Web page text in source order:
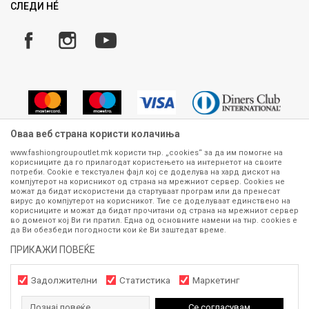
Замена и рефундација на производи
Плаќање
СЛЕДИ НÉ
Сите информации околу производите кои се изложени на нашата
онлајн продавница се стремиме да бидат конкретни, точни и прецизни,
меѓутоа не можеме да гарантираме дека се без ниту една грешка или
пак дека сите производи во моментот се достапни на залиха.
Фотографиите се најверодостојниот приказ на производот. Доколку
дојде до потреба за замена на производ или рефундација, процедурата
контактирајте не на телефонскиот број 070 275 363 или на е-
маилoutlet@fashiongroup.com.mkодпонеделник до петок (08-16ч)
и сабота (10-15ч)
Оваа веб страна користи колачиња
www.fashiongroupoutlet.mk користи тнр. „cookies“ за да им помогне на
корисниците да го прилагодат користењето на интернетот на своите
потреби. Cookie е текстуален фајл кој се доделува на хард дискот на
компјутерот на корисникот од страна на мрежниот сервер. Cookies не
можат да бидат искористени да стартуваат програм или да пренесат
вирус до компјутерот на корисникот. Тие се доделуваат единствено на
корисниците и можат да бидат прочитани од страна на мрежниот сервер
во доменот кој Ви ги пратил. Една од основните намени на тнр. сookies е
да Ви обезбеди погодности кои ќе Ви заштедат време.
ПРИКАЖИ ПОВЕЌЕ
Задолжителни Статистика Маркетинг